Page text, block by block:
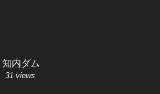
知内ダム
31 views